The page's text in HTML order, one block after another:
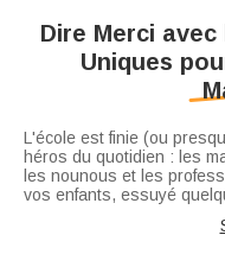
Dire Merci
Uniques
L'école est finie (ou
héros du quotidien : les
les nounous et les
vos enfants, essuyé
pas une obligation, c'est
énième bibelot qui prend